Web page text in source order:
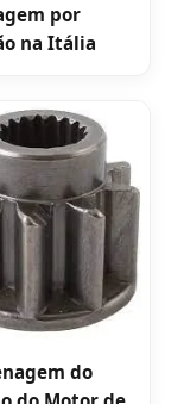
por
na Itália
do